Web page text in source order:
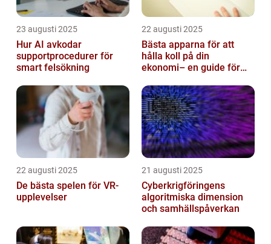
23 augusti 2025
Hur AI avkodar
supportprocedurer för
smart felsökning
22 augusti 2025
Bästa apparna för att
hålla koll på din
ekonomi– en guide för
22 augusti 2025
De bästa spelen för VR-
upplevelser
21 augusti 2025
Cyberkrigföringens
algoritmiska dimension
och samhällspåverkan